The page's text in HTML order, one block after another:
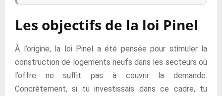
Les objectifs de la loi Pinel
À l’origine, la loi Pinel a été pensée pour stimuler la
construction de logements neufs dans les secteurs où
l’offre ne suffit pas à couvrir la demande.
Concrètement, si tu investissais dans ce cadre, tu